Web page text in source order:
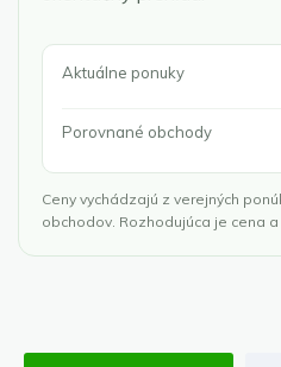
Aktuálne ponuky
Porovnané obchody
Ceny vychádzajú z verejných
obchodov. Rozhodujúca je cena